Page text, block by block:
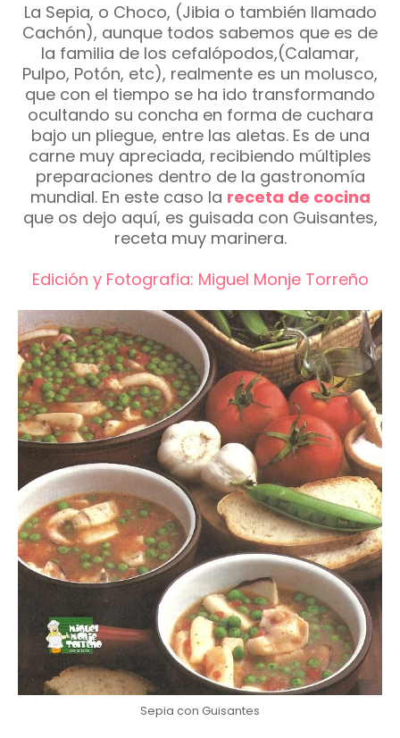
La Sepia, o Choco, (Jibia o también llamado
Cachón), aunque todos sabemos que es de
la familia de los cefalópodos,(Calamar,
Pulpo, Potón, etc), realmente es un molusco,
que con el tiempo se ha ido transformando
ocultando su concha en forma de cuchara
bajo un pliegue, entre las aletas. Es de una
carne muy apreciada, recibiendo múltiples
preparaciones dentro de la gastronomía
mundial. En este caso la receta de cocina
que os dejo aquí, es guisada con Guisantes,
receta muy marinera.
Edición y Fotografia: Miguel Monje Torreño
Sepia con Guisantes